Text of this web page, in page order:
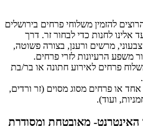
להזמין משלוחי פרחים בירושלים
אלינו לחנות כדי לבחור זר. דרך
מרשים ורענן, בצורה פשוטה,
משפע הרעיונות לזרי פרחים.
פרחים לאירוע חתונה או בר/בת
או פרחים מסוג מסוים (זר ורדים,
ועוד).
האינטרנט- מאובטחת ומסודרת